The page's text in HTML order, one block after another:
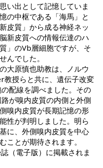
い出として記憶していま
の中枢である「海馬」と
皮質」から成る神経ネッ
新皮質への情報伝達のハ
」のVb層細胞ですが、そ
んでした。
大原慎也助教は、ノルウ
授らと共に、遺伝子改変
配線を調べました。その
が嗅内皮質の内側と外側
嗅内皮質が長期記憶の形
性が判明しました。明ら
に、外側嗅内皮質を中心
ことが期待されます。
（電子版）に掲載されま